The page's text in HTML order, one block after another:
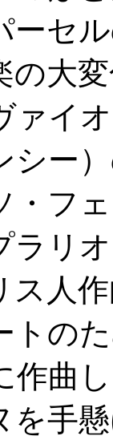
ーセ
の大
ァイ
シー
・フ
ラリ
ス人
トの
作曲
を手